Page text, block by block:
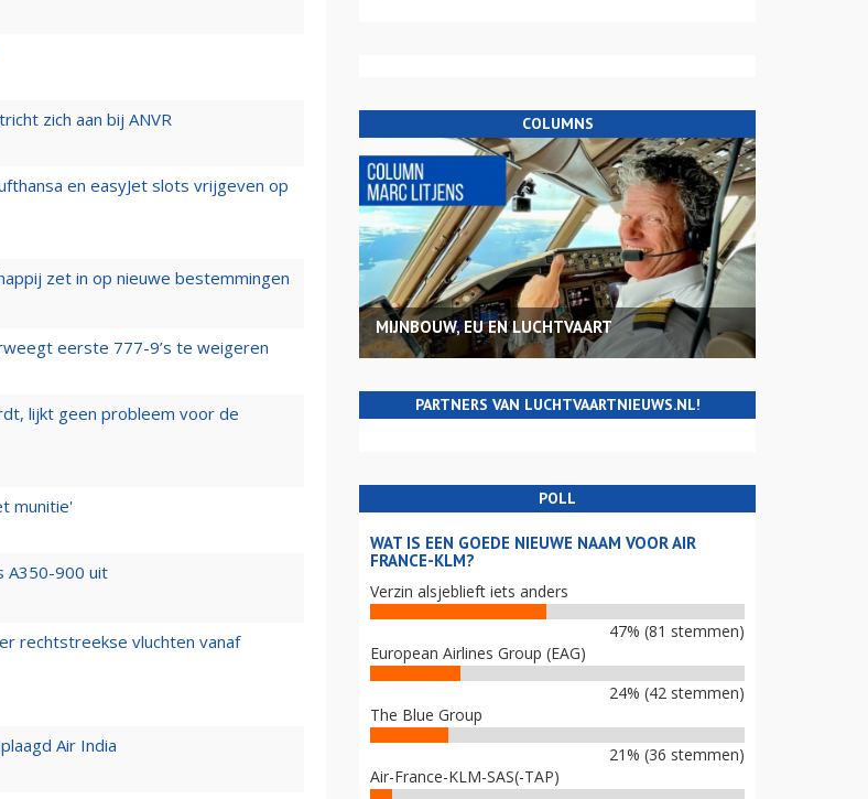
zich aan bij ANVR
en easyJet slots vrijgeven op
zet in op nieuwe bestemmingen
eerste 777-9’s te weigeren
lijkt geen probleem voor de
munitie'
A350-900 uit
rechtstreekse vluchten vanaf
Air India
COLUMNS
MIJNBOUW, EU EN LUCHTVAART
PARTNERS VAN LUCHTVAARTNIEUWS.NL!
POLL
WAT IS EEN GOEDE NIEUWE NAAM VOOR AIR
FRANCE-KLM?
Verzin alsjeblieft iets anders
47% (81 stemmen)
European Airlines Group (EAG)
24% (42 stemmen)
The Blue Group
21% (36 stemmen)
Air-France-KLM-SAS(-TAP)